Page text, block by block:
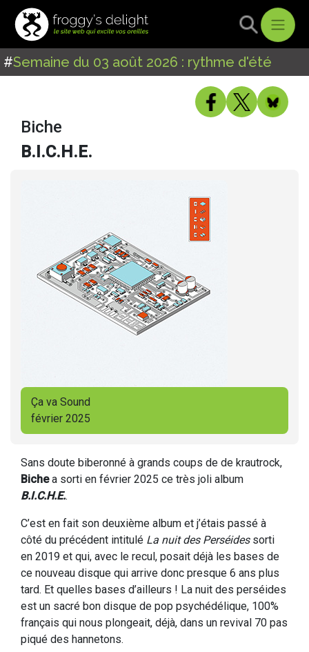
#Semaine du 03 août 2026 : rythme d'été
Biche
B.I.C.H.E.
Ça va Sound
février 2025
Sans doute biberonné à grands coups de de krautrock,
Bichea sorti en février 2025 ce très joli album
B.I.C.H.E..
C’est en fait son deuxième album et j’étais passé à
côté du précédent intitulé La nuit des Perséidessorti
en 2019 et qui, avec le recul, posait déjà les bases de
ce nouveau disque qui arrive donc presque 6 ans plus
tard. Et quelles bases d’ailleurs ! La nuit des perséides
est un sacré bon disque de pop psychédélique, 100%
français qui nous plongeait, déjà, dans un revival 70 pas
piqué des hannetons.